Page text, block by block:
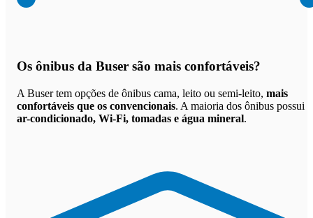
Os ônibus da Buser são mais confortáveis?
A Buser tem opções de ônibus cama, leito ou semi-leito, mais
confortáveis que os convencionais. A maioria dos ônibus possui
ar-condicionado, Wi-Fi, tomadas e água mineral.